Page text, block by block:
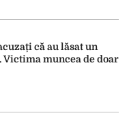
că au lăsat un
Victima muncea de doar